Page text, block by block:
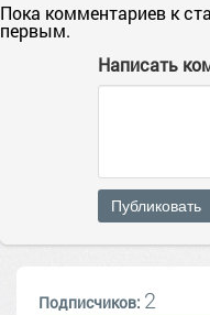
Пока комментариев к
первым.
Написать
Публиковать
Подписчиков: 2